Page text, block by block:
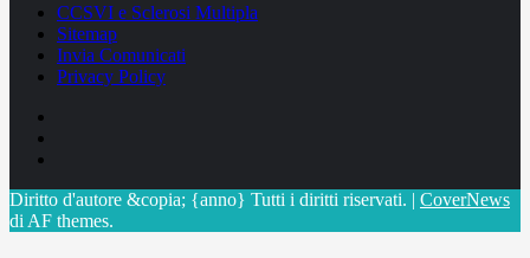
CCSVI e Sclerosi Multipla
Sitemap
Invia Comunicati
Privacy Policy
Diritto d'autore &copia; {anno} Tutti i diritti riservati. | CoverNews
di AF themes.